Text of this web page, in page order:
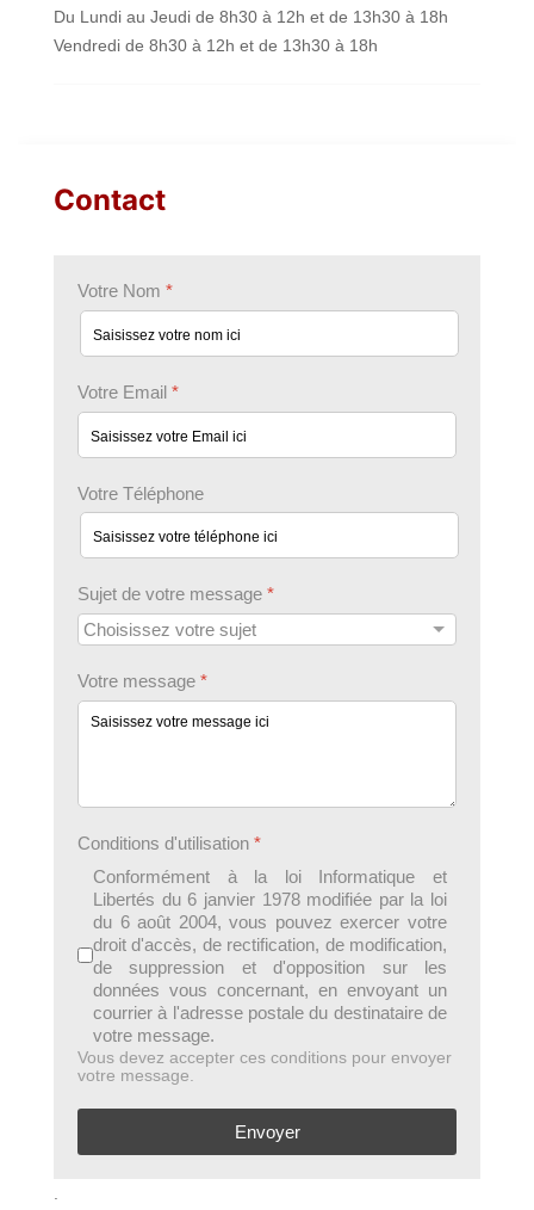
Du Lundi au Jeudi de 8h30 à 12h et de 13h30 à 18h
Vendredi de 8h30 à 12h et de 13h30 à 18h
Contact
Votre Nom *
Votre Email *
Votre Téléphone
Sujet de votre message *
Votre message *
Conditions d'utilisation *
Conformément à la loi Informatique et
Libertés du 6 janvier 1978 modifiée par la loi
du 6 août 2004, vous pouvez exercer votre
droit d'accès, de rectification, de modification,
de suppression et d'opposition sur les
données vous concernant, en envoyant un
courrier à l'adresse postale du destinataire de
votre message.
Vous devez accepter ces conditions pour envoyer
votre message.
Envoyer